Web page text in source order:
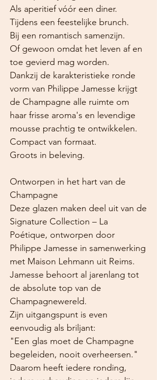
Als aperitief vóór een diner.
Tijdens een feestelijke brunch.
Bij een romantisch samenzijn.
Of gewoon omdat het leven af en
toe gevierd mag worden.
Dankzij de karakteristieke ronde
vorm van Philippe Jamesse krijgt
de Champagne alle ruimte om
haar frisse aroma's en levendige
mousse prachtig te ontwikkelen.
Compact van formaat.
Groots in beleving.
Ontworpen in het hart van de
Champagne
Deze glazen maken deel uit van de
Signature Collection – La
Poétique, ontworpen door
Philippe Jamesse in samenwerking
met Maison Lehmann uit Reims.
Jamesse behoort al jarenlang tot
de absolute top van de
Champagnewereld.
Zijn uitgangspunt is even
eenvoudig als briljant:
"Een glas moet de Champagne
begeleiden, nooit overheersen."
Daarom heeft iedere ronding,